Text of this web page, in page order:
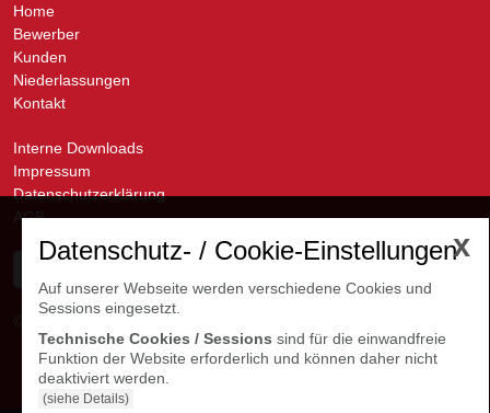
Home
Bewerber
Kunden
Niederlassungen
Kontakt
Interne Downloads
Impressum
Datenschutzerklärung
AGB
Kontakte Niederlassungen
x
Datenschutz- / Cookie-Einstellungen
Auf unserer Webseite werden verschiedene Cookies und
Sessions eingesetzt.
Technische Cookies / Sessions sind für die einwandfreie
Funktion der Website erforderlich und können daher nicht
deaktiviert werden.
(siehe Details)